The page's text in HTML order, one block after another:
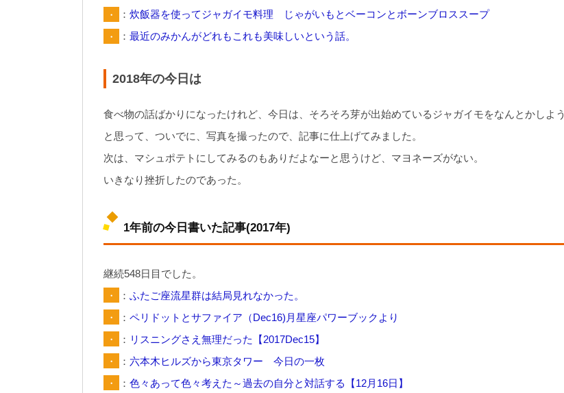
・ ： 炊飯器を使ってジャガイモ料理 じゃがいもとベーコンとボーンブロススープ
・
： 最近のみかんがどれもこれも美味しいという話。
2018年の今日は
食べ物の話ばかりになったけれど、今日は、そろそろ芽が出始めているジャガイモをなんとかしよう
と思って、ついでに、写真を撮ったので、記事に仕上げてみました。
次は、マシュポテトにしてみるのもありだよなーと思うけど、マヨネーズがない。
いきなり挫折したのであった。
1年前の今日書いた記事(2017年)
継続548日目でした。
・
： ふたご座流星群は結局見れなかった。
・
： ペリドットとサファイア（Dec16)月星座パワーブックより
・
： リスニングさえ無理だった【2017Dec15】
・
： 六本木ヒルズから東京タワー 今日の一枚
・
： 色々あって色々考えた～過去の自分と対話する【12月16日】